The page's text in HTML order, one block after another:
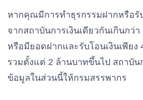
หากคุณมีการทำธุรกรรมฝากหรือรั
จากสถาบันการเงินเดียวกันเกินกว่า
หรือมียอดฝากและรับโอนเงินเพียง
รวมตั้งแต่ 2 ล้านบาทขึ้นไป สถาบัน
ข้อมูลในส่วนนี้ให้กรมสรรพากร